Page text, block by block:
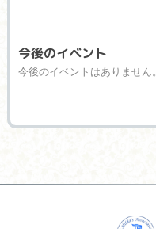
今後のイベント
今後のイベントはありません。